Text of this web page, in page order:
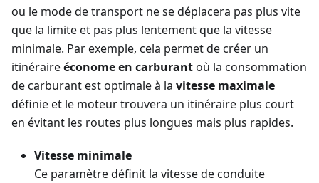
ou le mode de transport ne se déplacera pas plus vite
que la limite et pas plus lentement que la vitesse
minimale. Par exemple, cela permet de créer un
itinéraireéconome en carburantoù la consommation
de carburant est optimale à la vitesse maximale
définie et le moteur trouvera un itinéraire plus court
en évitant les routes plus longues mais plus rapides.
Vitesse minimale
Ce paramètre définit la vitesse de conduite